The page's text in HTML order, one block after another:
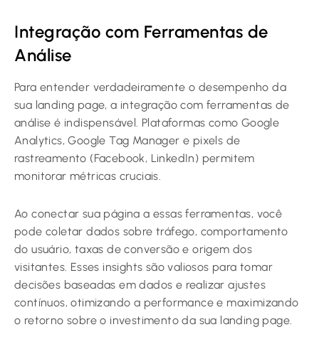
Integração com Ferramentas de
Análise
Para entender verdadeiramente o desempenho da
sua landing page, a integração com ferramentas de
análise é indispensável. Plataformas como Google
Analytics, Google Tag Manager e pixels de
rastreamento (Facebook, LinkedIn) permitem
monitorar métricas cruciais.
Ao conectar sua página a essas ferramentas, você
pode coletar dados sobre tráfego, comportamento
do usuário, taxas de conversão e origem dos
visitantes. Esses insights são valiosos para tomar
decisões baseadas em dados e realizar ajustes
contínuos, otimizando a performance e maximizando
o retorno sobre o investimento da sua landing page.